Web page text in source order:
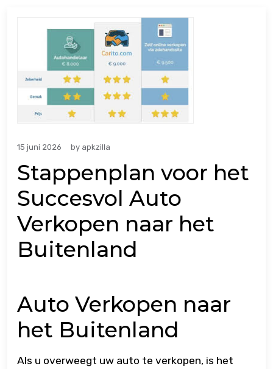
15 juni 2026 by apkzilla
Stappenplan voor het
Succesvol Auto
Verkopen naar het
Buitenland
Auto Verkopen naar
het Buitenland
Als u overweegt uw auto te verkopen, is het